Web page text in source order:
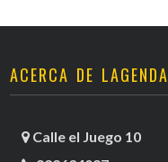
ACERCA DE LAGENDA
Calle el Juego 10